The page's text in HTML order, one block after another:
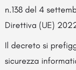
n.138 del 4
Direttiva (UE)
Il decreto si
sicurezza